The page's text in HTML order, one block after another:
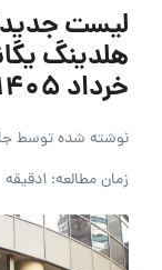
لیست
خرداد ۱۴۰۵
نوشته شده توسط
زمان مطالعه: 1دقیقه